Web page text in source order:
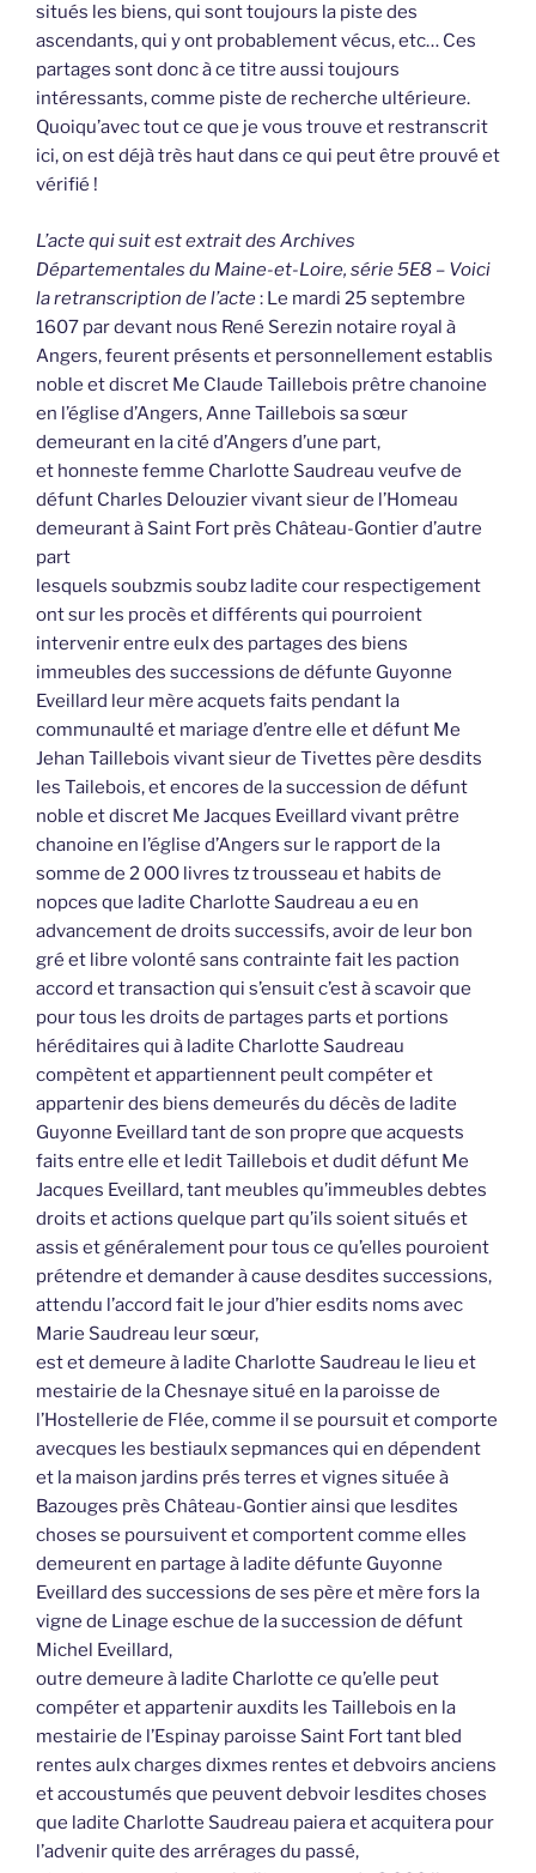
situés les biens, qui sont toujours la piste des
ascendants, qui y ont probablement vécus, etc… Ces
partages sont donc à ce titre aussi toujours
intéressants, comme piste de recherche ultérieure.
Quoiqu’avec tout ce que je vous trouve et restranscrit
ici, on est déjà très haut dans ce qui peut être prouvé et
vérifié !
L’acte qui suit est extrait des Archives
Départementales du Maine-et-Loire, série 5E8 – Voici
la retranscription de l’acte: Le mardi 25 septembre
1607 par devant nous René Serezin notaire royal à
Angers, feurent présents et personnellement establis
noble et discret Me Claude Taillebois prêtre chanoine
en l’église d’Angers, Anne Taillebois sa sœur
demeurant en la cité d’Angers d’une part,
et honneste femme Charlotte Saudreau veufve de
défunt Charles Delouzier vivant sieur de l’Homeau
demeurant à Saint Fort près Château-Gontier d’autre
part
lesquels soubzmis soubz ladite cour respectigement
ont sur les procès et différents qui pourroient
intervenir entre eulx des partages des biens
immeubles des successions de défunte Guyonne
Eveillard leur mère acquets faits pendant la
communaulté et mariage d’entre elle et défunt Me
Jehan Taillebois vivant sieur de Tivettes père desdits
les Tailebois, et encores de la succession de défunt
noble et discret Me Jacques Eveillard vivant prêtre
chanoine en l’église d’Angers sur le rapport de la
somme de 2 000 livres tz trousseau et habits de
nopces que ladite Charlotte Saudreau a eu en
advancement de droits successifs, avoir de leur bon
gré et libre volonté sans contrainte fait les paction
accord et transaction qui s’ensuit c’est à scavoir que
pour tous les droits de partages parts et portions
héréditaires qui à ladite Charlotte Saudreau
compètent et appartiennent peult compéter et
appartenir des biens demeurés du décès de ladite
Guyonne Eveillard tant de son propre que acquests
faits entre elle et ledit Taillebois et dudit défunt Me
Jacques Eveillard, tant meubles qu’immeubles debtes
droits et actions quelque part qu’ils soient situés et
assis et généralement pour tous ce qu’elles pouroient
prétendre et demander à cause desdites successions,
attendu l’accord fait le jour d’hier esdits noms avec
Marie Saudreau leur sœur,
est et demeure à ladite Charlotte Saudreau le lieu et
mestairie de la Chesnaye situé en la paroisse de
l’Hostellerie de Flée, comme il se poursuit et comporte
avecques les bestiaulx sepmances qui en dépendent
et la maison jardins prés terres et vignes située à
Bazouges près Château-Gontier ainsi que lesdites
choses se poursuivent et comportent comme elles
demeurent en partage à ladite défunte Guyonne
Eveillard des successions de ses père et mère fors la
vigne de Linage eschue de la succession de défunt
Michel Eveillard,
outre demeure à ladite Charlotte ce qu’elle peut
compéter et appartenir auxdits les Taillebois en la
mestairie de l’Espinay paroisse Saint Fort tant bled
rentes aulx charges dixmes rentes et debvoirs anciens
et accoustumés que peuvent debvoir lesdites choses
que ladite Charlotte Saudreau paiera et acquitera pour
l’advenir quite des arrérages du passé,